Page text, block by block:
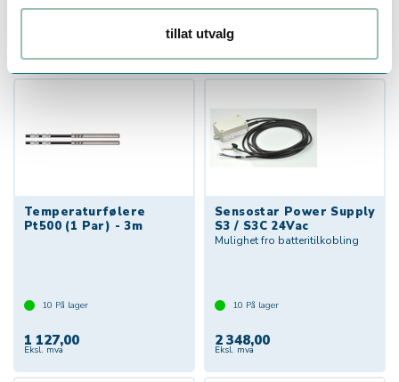
tillat utvalg
3På lager 5På lager
2 206,70
Temperaturfølere
Pt500 (1 Par) - 3m
10 På lager
1 127,00
Eksl. mva
Sensostar Power Supply
S3 / S3C 24Vac
Mulighet fro batteritilkobling
10 På lager
2 348,00
Eksl. mva